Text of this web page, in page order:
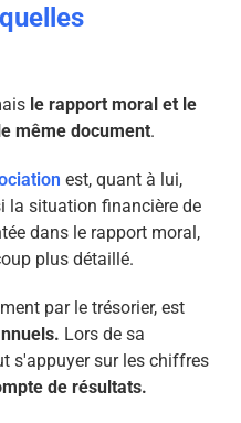
le rapport moral et le
même document.
est, quant à lui,
la situation financière de
dans le rapport moral,
plus détaillé.
par le trésorier, est
Lors de sa
s'appuyer sur les chiffres
de résultats.